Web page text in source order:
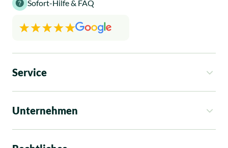
Sofort-Hilfe & FAQ
Service
So funktioniert es
Kosten
Rechtsgebiete
Ratgeber
Unternehmen
Über uns
Standorte